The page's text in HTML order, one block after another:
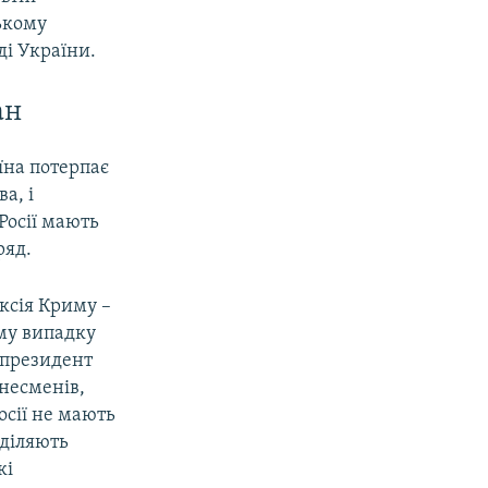
України.
потерпає
і
мають
Криму –
випадку
не мають